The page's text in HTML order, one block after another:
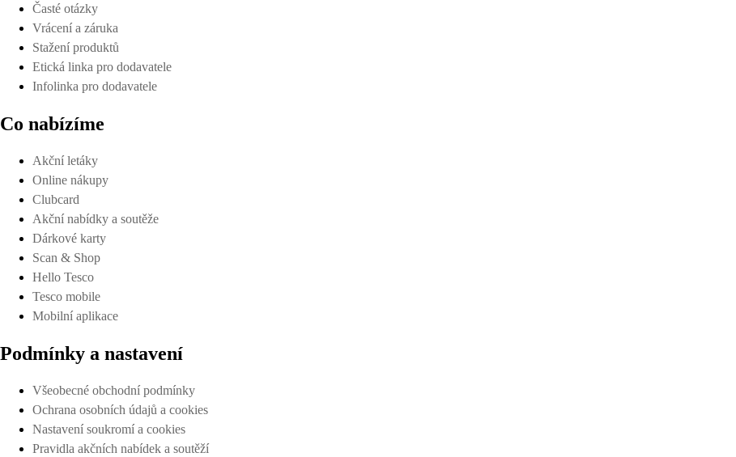
Časté otázky
Vrácení a záruka
Stažení produktů
Etická linka pro dodavatele
Infolinka pro dodavatele
Co nabízíme
Akční letáky
Online nákupy
Clubcard
Akční nabídky a soutěže
Dárkové karty
Scan & Shop
Hello Tesco
Tesco mobile
Mobilní aplikace
Podmínky a nastavení
Všeobecné obchodní podmínky
Ochrana osobních údajů a cookies
Nastavení soukromí a cookies
Pravidla akčních nabídek a soutěží